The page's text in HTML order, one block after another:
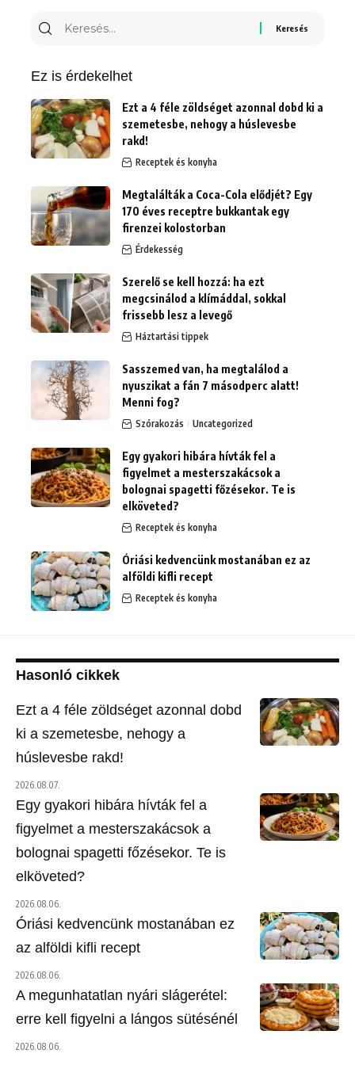
Keresés
Ez is érdekelhet
Ezt a 4 féle zöldséget azonnal dobd ki a
szemetesbe, nehogy a húslevesbe
rakd!
Receptek és konyha
Megtalálták a Coca-Cola elődjét? Egy
170 éves receptre bukkantak egy
firenzei kolostorban
Érdekesség
Szerelő se kell hozzá: ha ezt
megcsinálod a klímáddal, sokkal
frissebb lesz a levegő
Háztartási tippek
Sasszemed van, ha megtalálod a
nyuszikat a fán 7 másodperc alatt!
Menni fog?
Szórakozás Uncategorized
Egy gyakori hibára hívták fel a
figyelmet a mesterszakácsok a
bolognai spagetti főzésekor. Te is
elköveted?
Receptek és konyha
Óriási kedvencünk mostanában ez az
alföldi kifli recept
Receptek és konyha
Hasonló cikkek
Ezt a 4 féle zöldséget azonnal dobd
ki a szemetesbe, nehogy a
húslevesbe rakd!
2026.08.07.
Egy gyakori hibára hívták fel a
figyelmet a mesterszakácsok a
bolognai spagetti főzésekor. Te is
elköveted?
2026.08.06.
Óriási kedvencünk mostanában ez
az alföldi kifli recept
2026.08.06.
A megunhatatlan nyári slágerétel:
erre kell figyelni a lángos sütésénél
2026.08.06.